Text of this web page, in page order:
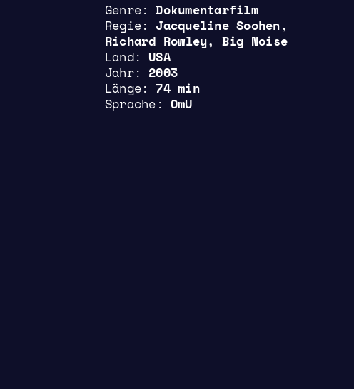
Genre
Dokumentarfilm
Regie
Jacqueline Soohen,
Richard Rowley, Big Noise
Land
USA
Jahr
2003
Länge
74 min
Sprache
OmU